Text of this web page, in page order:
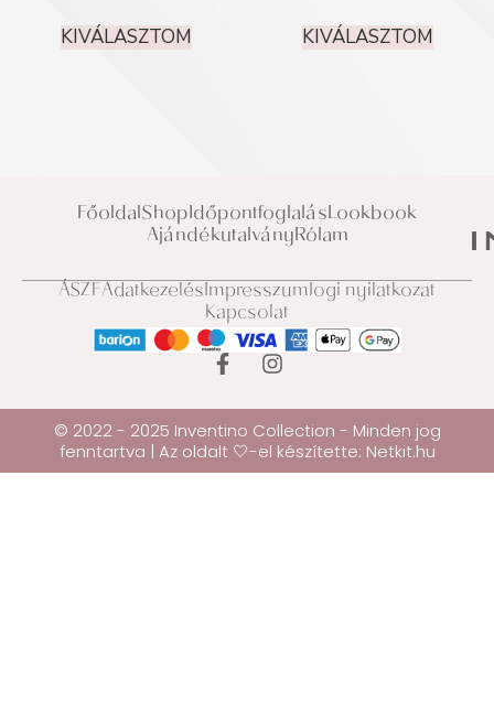
KIVÁLASZTOM KIVÁLASZTOM
FőoldalShopIdőpontfoglalásLookbook
AjándékutalványRólam
ÁSZFAdatkezelésImpresszumJogi nyilatkozat
Kapcsolat
© 2022 - 2025 Inventino Collection - Minden jog
fenntartva | Az oldalt 🤍-el készítette: Netkit.hu